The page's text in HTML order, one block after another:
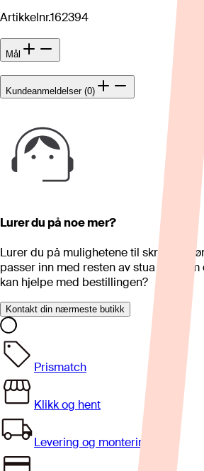
Artikkelnr.162394
Mål
Kundeanmeldelser (0)
Lurer du på noe mer?
Lurer du på mulighetene til
passer inn med resten av stua eller
kan hjelpe med bestillingen?
Kontakt din nærmeste butikk
Prismatch
Klikk og hent
Levering og montering